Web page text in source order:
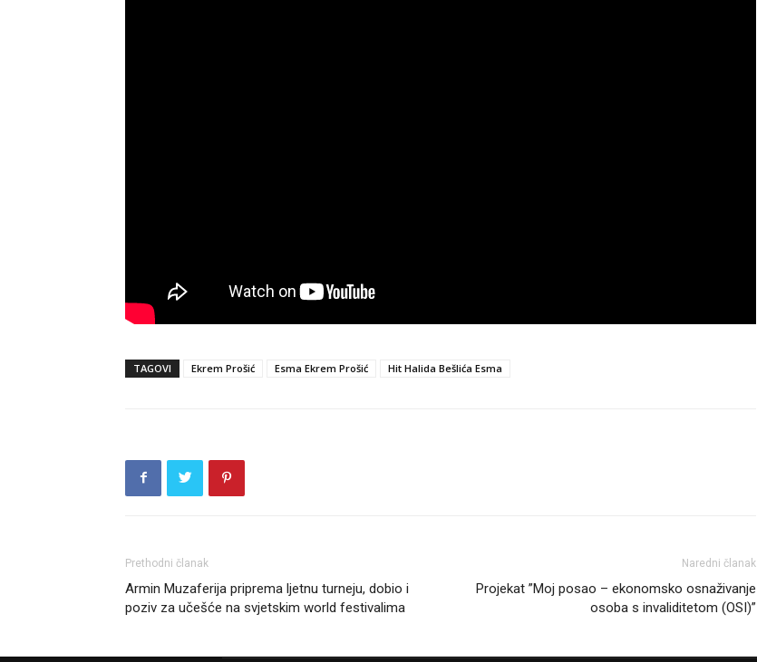
TAGOVI Ekrem Prošić Esma Ekrem Prošić Hit Halida Bešlića Esma
Prethodni članak
Armin Muzaferija priprema ljetnu turneju, dobio i
poziv za učešće na svjetskim world festivalima
Naredni članak
Projekat ”Moj posao – ekonomsko osnaživanje
osoba s invaliditetom (OSI)”